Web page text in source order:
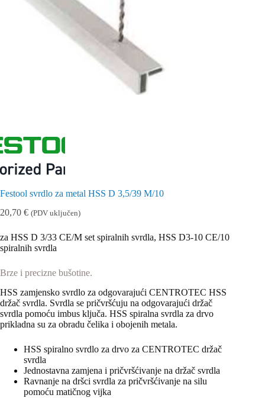
Festool svrdlo za metal HSS D 3,5/39 M/10
20,70 € (PDV uključen)
za HSS D 3/33 CE/M set spiralnih svrdla, HSS D3-10 CE/10
spiralnih svrdla
Brze i precizne bušotine.
HSS zamjensko svrdlo za odgovarajući CENTROTEC HSS
držač svrdla. Svrdla se pričvršćuju na odgovarajući držač
svrdla pomoću imbus ključa. HSS spiralna svrdla za drvo
prikladna su za obradu čelika i obojenih metala.
HSS spiralno svrdlo za drvo za CENTROTEC držač
svrdla
Jednostavna zamjena i pričvršćivanje na držač svrdla
Ravnanje na dršci svrdla za pričvršćivanje na silu
pomoću matičnog vijka